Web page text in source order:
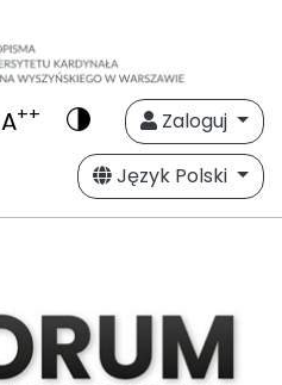
A++
Zaloguj
Język Polski